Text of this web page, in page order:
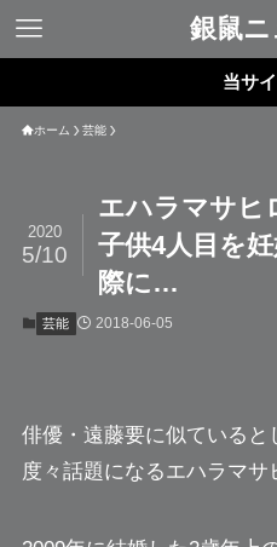
銀鼠ニ
当サイト
ホーム 芸能
エハラマサヒ
子供4人目を
際に…
2020
5/10
芸能 2018-06-05
俳優・遠藤要に似ていると
度々話題になるエハラマサ